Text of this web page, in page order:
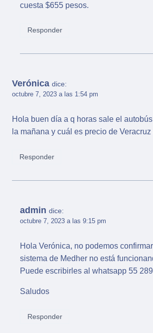
cuesta $655 pesos.
Responder
Verónica dice:
octubre 7, 2023 a las 1:54 pm
Hola buen día a q horas sale el
la mañana y cuál es precio de
Responder
admin dice:
octubre 7, 2023 a las 9:15 pm
Hola Verónica, no podemos
sistema de Medher no está
Puede escribirles al whatsapp 55
Saludos
Responder